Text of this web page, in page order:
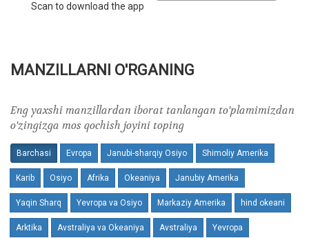
Scan to download the app
MANZILLARNI O'RGANING
Eng yaxshi manzillardan iborat tanlangan to'plamimizdan
o'zingizga mos qochish joyini toping
Barchasi Evropa Janubi-sharqiy Osiyo Shimoliy Amerika
Karib Osiyo Afrika Okeaniya Janubiy Amerika
Yaqin Sharq Yevropa va Osiyo Markaziy Amerika hind okeani
Arktika Avstraliya va Okeaniya Avstraliya Yevropa